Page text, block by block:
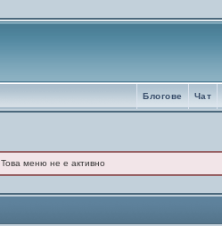
Чат
Блогове
Това меню не е активно